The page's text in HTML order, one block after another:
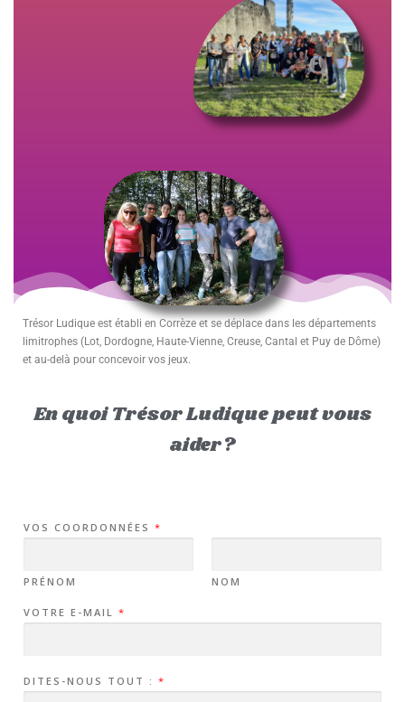
Trésor Ludique est établi en Corrèze et se déplace dans les départements
limitrophes (Lot, Dordogne, Haute-Vienne, Creuse, Cantal et Puy de Dôme)
et au-delà pour concevoir vos jeux.
En quoi Trésor Ludique peut vous
aider ?
VOS COORDONNÉES *
PRÉNOM NOM
VOTRE E-MAIL *
DITES-NOUS TOUT : *